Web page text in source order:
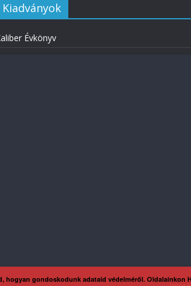
Kiadványok
Évkönyv
hogyan gondoskodunk adataid védelméről. Oldalainkon